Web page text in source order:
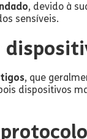
, devido à
sensíveis.
, que
dispositivos